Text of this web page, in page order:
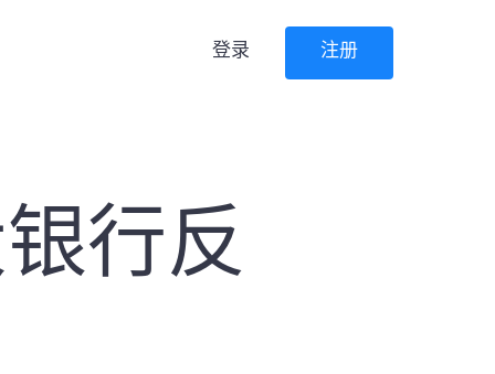
登录 注册
行反